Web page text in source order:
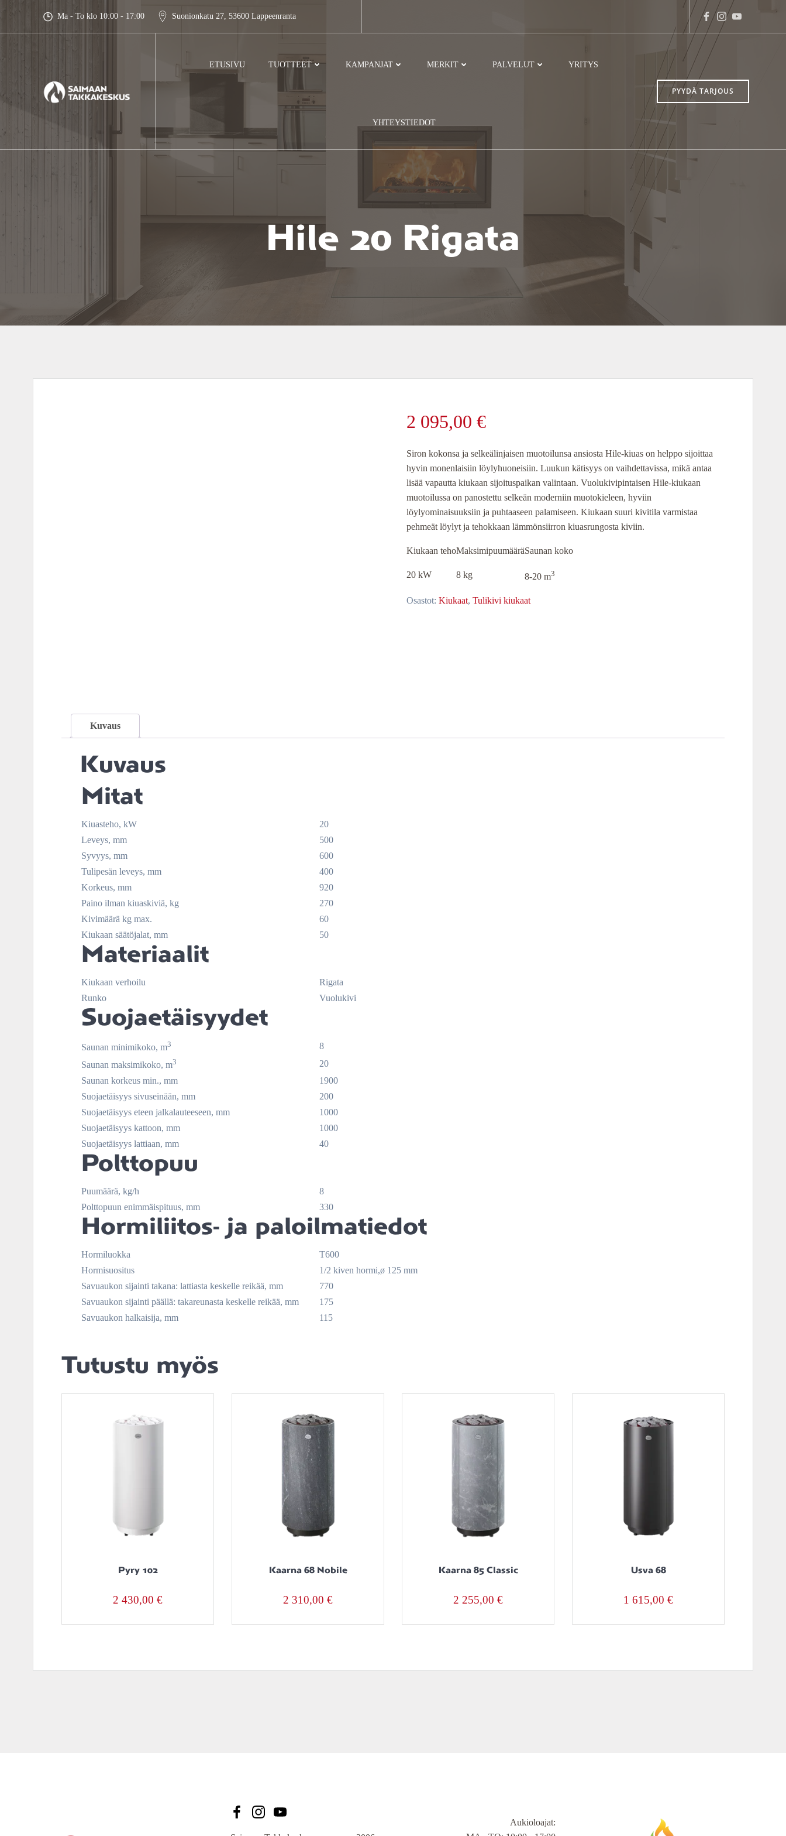
content
Ma - To klo 10:00 - 17:00 Suonionkatu 27, 53600 Lappeenranta
ETUSIVU TUOTTEET KAMPANJAT MERKIT PALVELUT YRITYS
YHTEYSTIEDOT
PYYDÄ TARJOUS
Hile 20 Rigata
2 095,00 €
Siron kokonsa ja selkeälinjaisen muotoilunsa ansiosta Hile-kiuas on helppo sijoittaa
hyvin monenlaisiin löylyhuoneisiin. Luukun kätisyys on vaihdettavissa, mikä antaa
lisää vapautta kiukaan sijoituspaikan valintaan. Vuolukivipintaisen Hile-kiukaan
muotoilussa on panostettu selkeän moderniin muotokieleen, hyviin
löylyominaisuuksiin ja puhtaaseen palamiseen. Kiukaan suuri kivitila varmistaa
pehmeät löylyt ja tehokkaan lämmönsiirron kiuasrungosta kiviin.
Kiukaan teho
20 kW
Maksimipuumäärä
8 kg
Saunan koko
8-20 m3
Osastot: Kiukaat, Tulikivi kiukaat
Kuvaus
Kuvaus
Mitat
Kiuasteho, kW
20
Leveys, mm
500
Syvyys, mm
600
Tulipesän leveys, mm
400
Korkeus, mm
920
Paino ilman kiuaskiviä, kg
270
Kivimäärä kg max.
60
Kiukaan säätöjalat, mm
50
Materiaalit
Kiukaan verhoilu
Rigata
Runko
Vuolukivi
Suojaetäisyydet
Saunan minimikoko, m3
8
Saunan maksimikoko, m3
20
Saunan korkeus min., mm
1900
Suojaetäisyys sivuseinään, mm
200
Suojaetäisyys eteen jalkalauteeseen, mm
1000
Suojaetäisyys kattoon, mm
1000
Suojaetäisyys lattiaan, mm
40
Polttopuu
Puumäärä, kg/h
8
Polttopuun enimmäispituus, mm
330
Hormiliitos- ja paloilmatiedot
Hormiluokka
T600
Hormisuositus
1/2 kiven hormi,ø 125 mm
Savuaukon sijainti takana: lattiasta keskelle reikää, mm
770
Savuaukon sijainti päällä: takareunasta keskelle reikää, mm
175
Savuaukon halkaisija, mm
115
Tutustu myös
Pyry 102
2 430,00 €
Kaarna 68 Nobile
2 310,00 €
Kaarna 85 Classic
2 255,00 €
Usva 68
1 615,00 €
Aukioloajat: